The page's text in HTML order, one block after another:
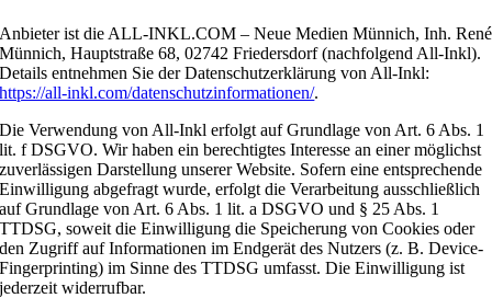
Anbieter ist die ALL-INKL.COM – Neue Medien Münnich, Inh. René
Münnich, Hauptstraße 68, 02742 Friedersdorf (nachfolgend All-Inkl).
Details entnehmen Sie der Datenschutzerklärung von All-Inkl:
https://all-inkl.com/datenschutzinformationen/.
Die Verwendung von All-Inkl erfolgt auf Grundlage von Art. 6 Abs. 1
lit. f DSGVO. Wir haben ein berechtigtes Interesse an einer möglichst
zuverlässigen Darstellung unserer Website. Sofern eine entsprechende
Einwilligung abgefragt wurde, erfolgt die Verarbeitung ausschließlich
auf Grundlage von Art. 6 Abs. 1 lit. a DSGVO und § 25 Abs. 1
TTDSG, soweit die Einwilligung die Speicherung von Cookies oder
den Zugriff auf Informationen im Endgerät des Nutzers (z. B. Device-
Fingerprinting) im Sinne des TTDSG umfasst. Die Einwilligung ist
jederzeit widerrufbar.